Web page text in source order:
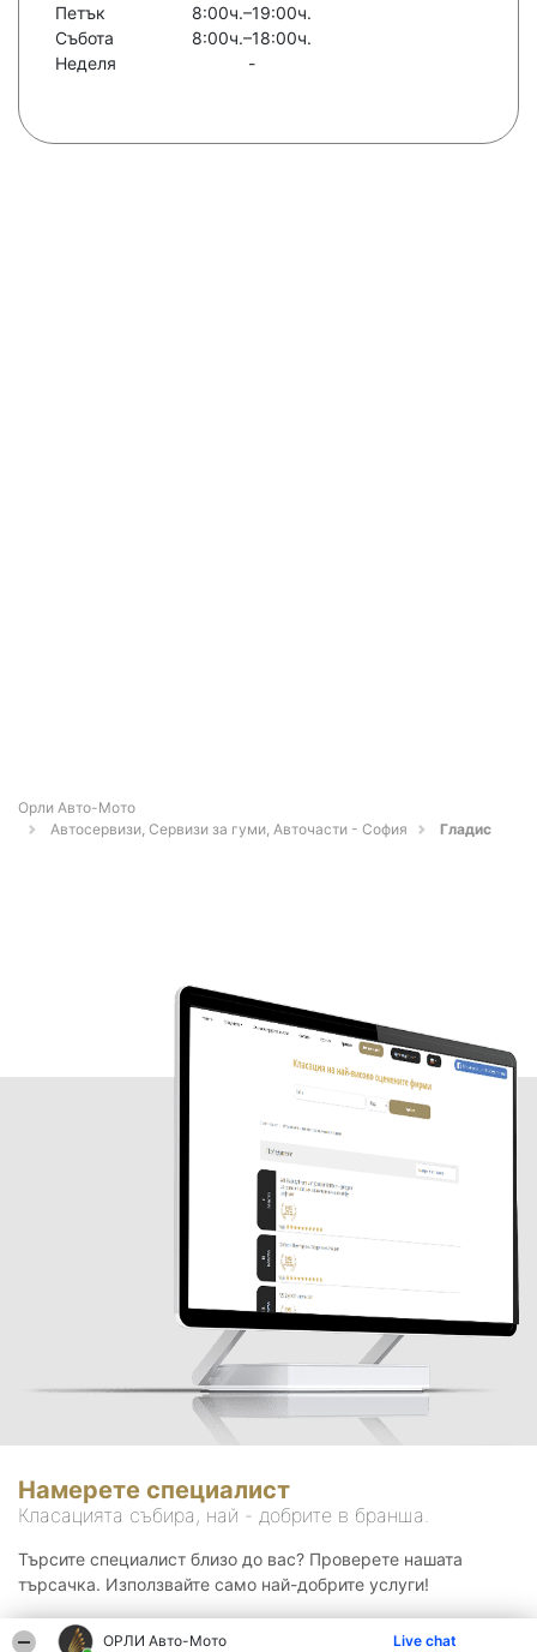
ОРЛИ Aвто-Mото Live chat
Петък
8:00ч.–19:00ч.
Събота
8:00ч.–18:00ч.
Неделя
-
Орли Aвто-Mото
Автосервизи, Сервизи за гуми, Авточасти - София
Гладис
Намерете специалист
Класацията събира, най - добрите в бранша.
Търсите специалист близо до вас? Проверете нашата
търсачка. Използвайте само най-добрите услуги!